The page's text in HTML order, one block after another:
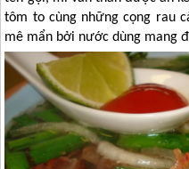
tôm to cùng những cọng rau
mê mẩn bởi nước dùng mang